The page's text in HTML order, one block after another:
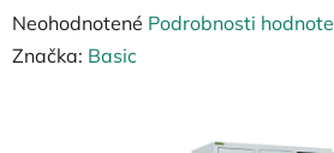
Priemerné
hodnotenie
Neohodnotené Podrobnosti
Značka: Basic